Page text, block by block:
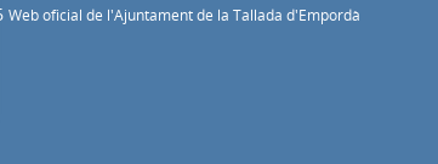
Web oficial de l'Ajuntament de la Tallada d'Empordà